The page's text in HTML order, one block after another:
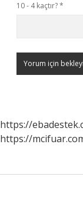
10 - 4 kaçtır?*
https://
https://